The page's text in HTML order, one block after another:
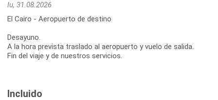
lu, 31.08.2026
El Cairo - Aeropuerto de destino
Desayuno.
A la hora prevista traslado al aeropuerto y vuelo de salida.
Fin del viaje y de nuestros servicios.
Incluido